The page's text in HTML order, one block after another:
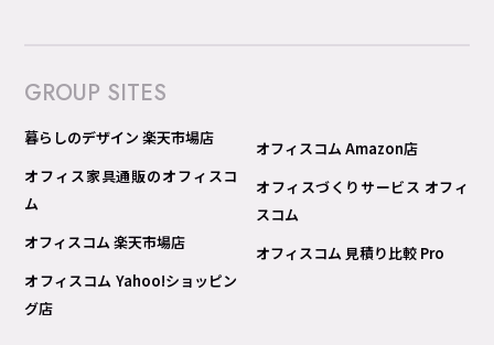
GROUP SITES
暮らしのデザイン 楽天市場店
オフィス家具通販のオフィスコ
ム
オフィスコム 楽天市場店
オフィスコム Yahoo!ショッピン
グ店
オフィスコム Amazon店
オフィスづくりサービス オフィ
スコム
オフィスコム 見積り比較 Pro